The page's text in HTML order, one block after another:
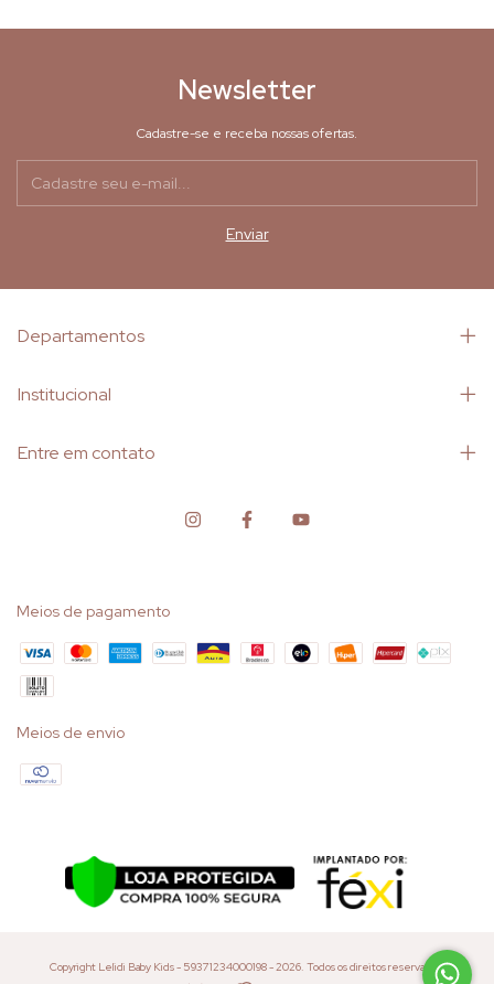
Newsletter
Cadastre-se e receba nossas ofertas.
Departamentos
Institucional
Entre em contato
Meios de pagamento
Meios de envio
Copyright Lelidi Baby Kids - 59371234000198 - 2026. Todos os direitos reservados.